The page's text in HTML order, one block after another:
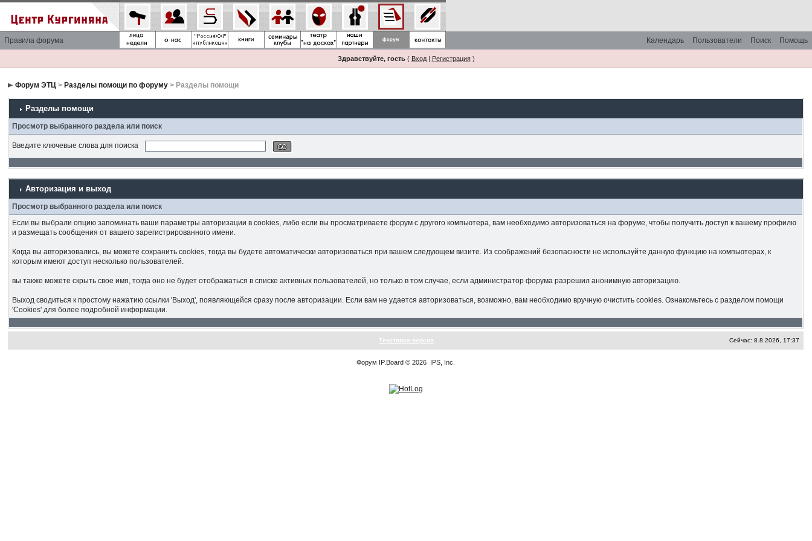
Правила форума Помощь
Поиск
Пользователи
Календарь
Здравствуйте, гость( Вход| Регистрация)
Форум ЭТЦ > Разделы помощи по форуму > Разделы помощи
Разделы помощи
Просмотр выбранного раздела или поиск
Введите ключевые слова для поиска
Авторизация и выход
Просмотр выбранного раздела или поиск
Если вы выбрали опцию запоминать ваши параметры авторизации в cookies, либо если вы просматриваете форум с другого компьютера, вам необходимо авторизоваться на форуме, чтобы получить доступ к вашему профилю
и размещать сообщения от вашего зарегистрированного имени.
Когда вы авторизовались, вы можете сохранить cookies, тогда вы будете автоматически авторизоваться при вашем следующем визите. Из соображений безопасности не используйте данную функцию на компьютерах, к
которым имеют доступ несколько пользователей.
вы также можете скрыть свое имя, тогда оно не будет отображаться в списке активных пользователей, но только в том случае, если администратор форума разрешил анонимную авторизацию.
Выход сводиться к простому нажатию ссылки 'Выход', появляющейся сразу после авторизации. Если вам не удается авторизоваться, возможно, вам необходимо вручную очистить cookies. Ознакомьтесь с разделом помощи
'Cookies' для более подробной информации.
Текстовая версия Сейчас: 8.8.2026, 17:37
Форум IP.Board © 2026 IPS, Inc